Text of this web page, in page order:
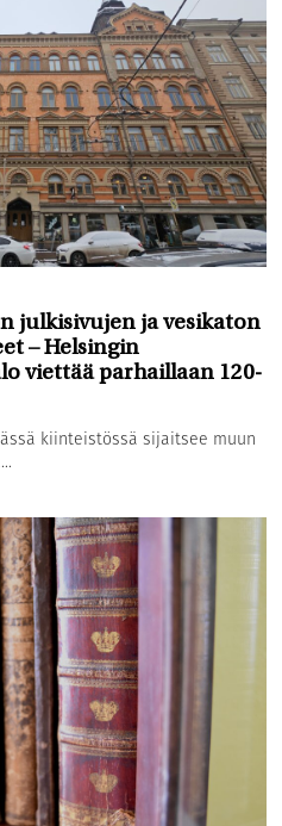
julkisivujen ja vesikaton
– Helsingin
viettää parhaillaan 120-
kiinteistössä sijaitsee muun